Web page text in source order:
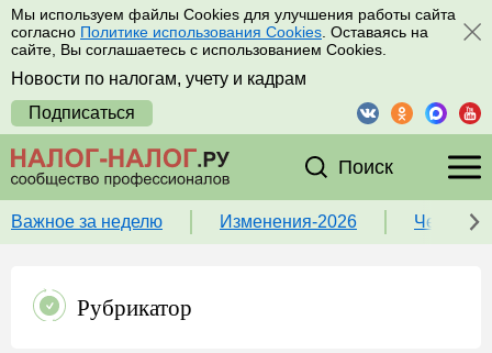
Мы используем файлы Cookies для улучшения работы сайта
согласно Политике использования Cookies . Оставаясь на
сайте, Вы соглашаетесь с использованием Cookies.
Новости по налогам, учету и кадрам
Подписаться
Поиск
Важное за неделю Изменения-2026 Чек-
Рубрикатор